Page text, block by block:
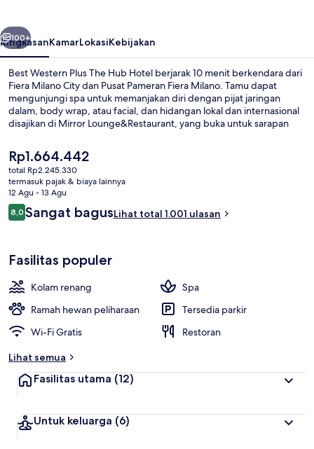
Hotel
Berikutnya
100+
RingkasanKamarLokasiKebijakan
Best Western Plus The Hub Hotel berjarak 10 menit berkendara dari
Fiera Milano City dan Pusat Pameran Fiera Milano. Tamu dapat
mengunjungi spa untuk memanjakan diri dengan pijat jaringan
dalam, body wrap, atau facial, dan hidangan lokal dan internasional
disajikan di Mirror Lounge&Restaurant, yang buka untuk sarapan
bar/lounge, dan hot tub relaksasi adalah keunggulan lainnya.
Properti ini berada dekat dengan transportasi umum: Halte Trem Via
Grassi berjarak 12 menit dan Largo Boccioni Halte Tram berjarak 13
menit.
Harga
saat
ini
Rp1.664.442
Rp1.664.442
total Rp2.245.330
termasuk pajak & biaya lainnya
12 Agu - 13 Agu
Ulasan
8,08,0 dari 10
Sangat bagusLihat total 1.001 ulasan
Fasilitas populer
Kolam renang
Spa
Ramah hewan peliharaan
Tersedia parkir
Wi-Fi Gratis
Restoran
Lihat semua
Fasilitas utama (12)
Untuk keluarga (6)